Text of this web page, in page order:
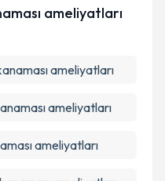
ilişkin Aydınlatma
verilerimin belirtilen
ediyorum.
ameliyatları
ameliyatları
ameliyatları
ameliyatları